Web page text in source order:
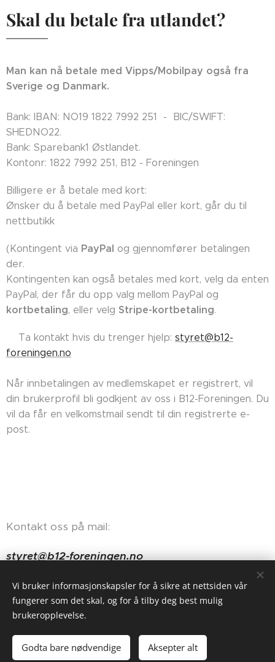
Skal du betale fra utlandet?
Man kan nå betale med Vipps/Mobilpay også fra
Sverige og Danmark.
Bank: IBAN: NO19 1822 7992 251 - BIC/SWIFT:
SHEDNO22.
Bank: Sparebank1 Østlandet.
Kontonr: 1822 7992 251, B12 - Foreningen
Billigere er å betale med kort:
Ønsker du å betale med PayPal eller kort, går du til
nettbutikk
(Kontingent via PayPal og gjennomfører betalingen
der.
Kontingenten kan også betales med kort, velg da enten
PayPal, der får du opp valg mellom PayPal og
kortbetaling, eller velg Stripe-kortbetaling.
👉🏼Ta kontakt hvis du trenger hjelp: styret@b12-
foreningen.no
Når innbetalingen av medlemskapet er registrert, vil
din brukerprofil bli godkjent av oss i B12-Foreningen. Du
vil da får en velkomstmail sendt til din registrerte e-
post.
Kontakt oss på mail:
styret@b12-foreningen.no
Haugerudveien 84, 0674 Oslo
Vi bruker informasjonskapsler for å sikre at nettsiden vår
fungerer som det skal, og for å tilby deg best mulig
brukeropplevelse.
Godta bare nødvendige Aksepter alt